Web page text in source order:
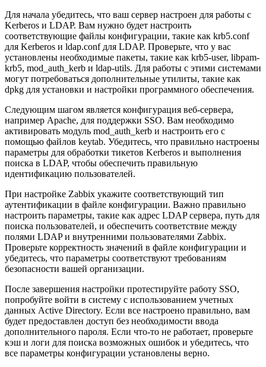
Для начала убедитесь, что ваш сервер настроен для работы с
Kerberos и LDAP. Вам нужно будет настроить
соответствующие файлы конфигурации, такие как krb5.conf
для Kerberos и ldap.conf для LDAP. Проверьте, что у вас
установлены необходимые пакеты, такие как krb5-user, libpam-
krb5, mod_auth_kerb и ldap-utils. Для работы с этими системами
могут потребоваться дополнительные утилиты, такие как
dpkg для установки и настройки программного обеспечения.
Следующим шагом является конфигурация веб-сервера,
например Apache, для поддержки SSO. Вам необходимо
активировать модуль mod_auth_kerb и настроить его с
помощью файлов keytab. Убедитесь, что правильно настроены
параметры для обработки тикетов Kerberos и выполнения
поиска в LDAP, чтобы обеспечить правильную
идентификацию пользователей.
При настройке Zabbix укажите соответствующий тип
аутентификации в файле конфигурации. Важно правильно
настроить параметры, такие как адрес LDAP сервера, путь для
поиска пользователей, и обеспечить соответствие между
полями LDAP и внутренними пользователями Zabbix.
Проверьте корректность значений в файле конфигурации и
убедитесь, что параметры соответствуют требованиям
безопасности вашей организации.
После завершения настройки протестируйте работу SSO,
попробуйте войти в систему с использованием учетных
данных Active Directory. Если все настроено правильно, вам
будет предоставлен доступ без необходимости ввода
дополнительного пароля. Если что-то не работает, проверьте
кэш и логи для поиска возможных ошибок и убедитесь, что
все параметры конфигурации установлены верно.